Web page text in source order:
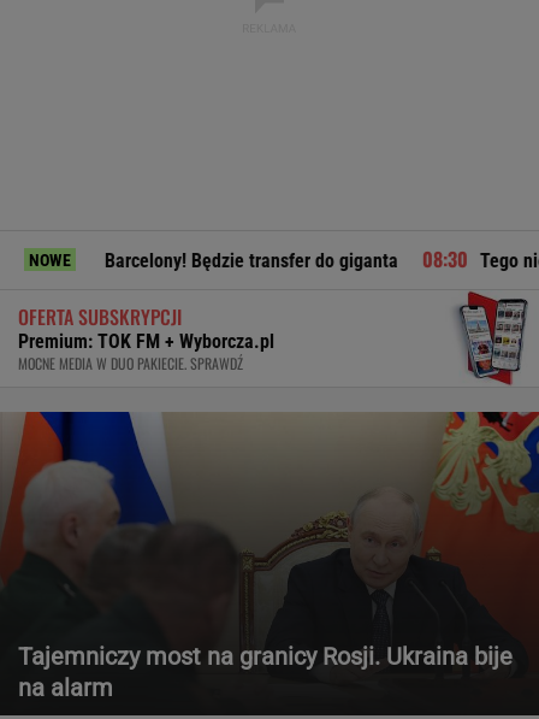
NOWE Będzie transfer do giganta Tego nie
OFERTA SUBSKRYPCJI
Premium: TOK FM + Wyborcza.pl
MOCNE MEDIA W DUO PAKIECIE. SPRAWDŹ
Tajemniczy most na granicy Rosji. Ukraina bije
na alarm